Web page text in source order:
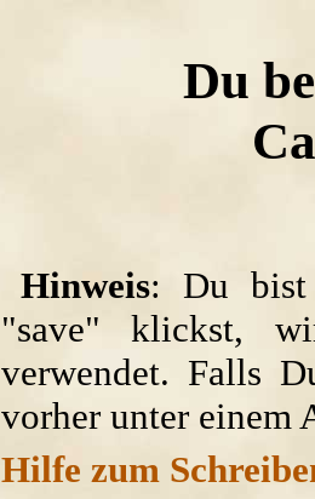
Du
Hinweis: Du bist
"save" klickst,
verwendet. Falls
vorher unter einem
Hilfe zum